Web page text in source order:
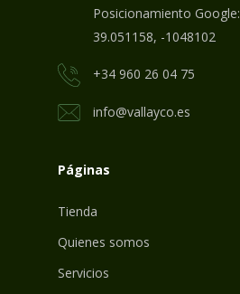
Posicionamiento Google:
39.051158, -1048102
+34 960 26 04 75
info@vallayco.es
Páginas
Tienda
Quienes somos
Servicios